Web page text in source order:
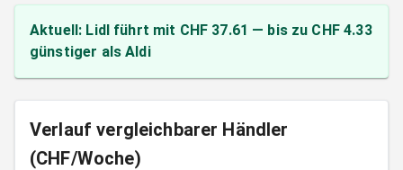
Aktuell: Lidl führt mit CHF 37.61 — bis zu CHF 4.33
günstiger als Aldi
Verlauf vergleichbarer Händler
(CHF/Woche)